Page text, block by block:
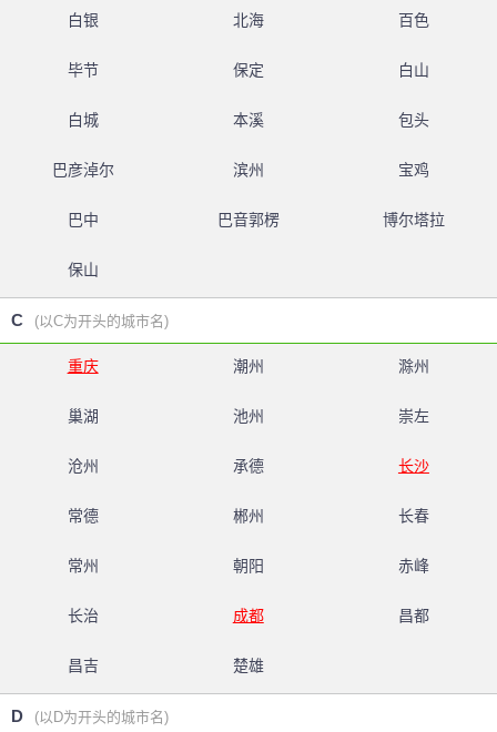
白银 北海 百色
毕节 保定 白山
白城 本溪 包头
巴彦淖尔 滨州 宝鸡
巴中 巴音郭楞 博尔塔拉
保山
C (以C为开头的城市名)
重庆 潮州 滁州
巢湖 池州 崇左
沧州 承德 长沙
常德 郴州 长春
常州 朝阳 赤峰
长治 成都 昌都
昌吉 楚雄
D (以D为开头的城市名)